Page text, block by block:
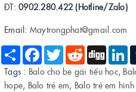
ĐT: 0902.280.422 (Hotline/Zalo)
Email: Maytrongphat@gmail.com
Share Facebook
Twitter Reddit Digg
Tags : Balo cho be gái tiểu học,
hope, Balo trẻ em, Balo trẻ em hình